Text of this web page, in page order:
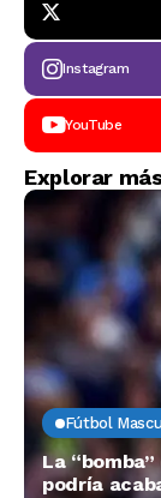
Instagram
YouTube
Explorar
Fútbol
La
podría